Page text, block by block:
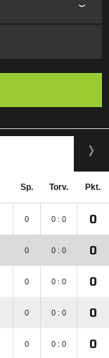
Sp. Torv. Pkt.
0 0 : 0 0
0 0 : 0 0
0 0 : 0 0
0 0 : 0 0
0 0 : 0 0